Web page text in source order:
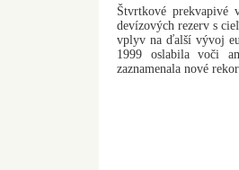
Štvrtkové
devízových rezerv s
vplyv na ďalší vývoj
1999 oslabila voči
zaznamenala nové